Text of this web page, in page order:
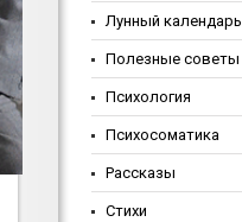
Лунный календарь
Полезные советы
Психология
Психосоматика
Рассказы
Стихи